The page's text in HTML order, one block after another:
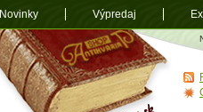
Novinky Výpredaj